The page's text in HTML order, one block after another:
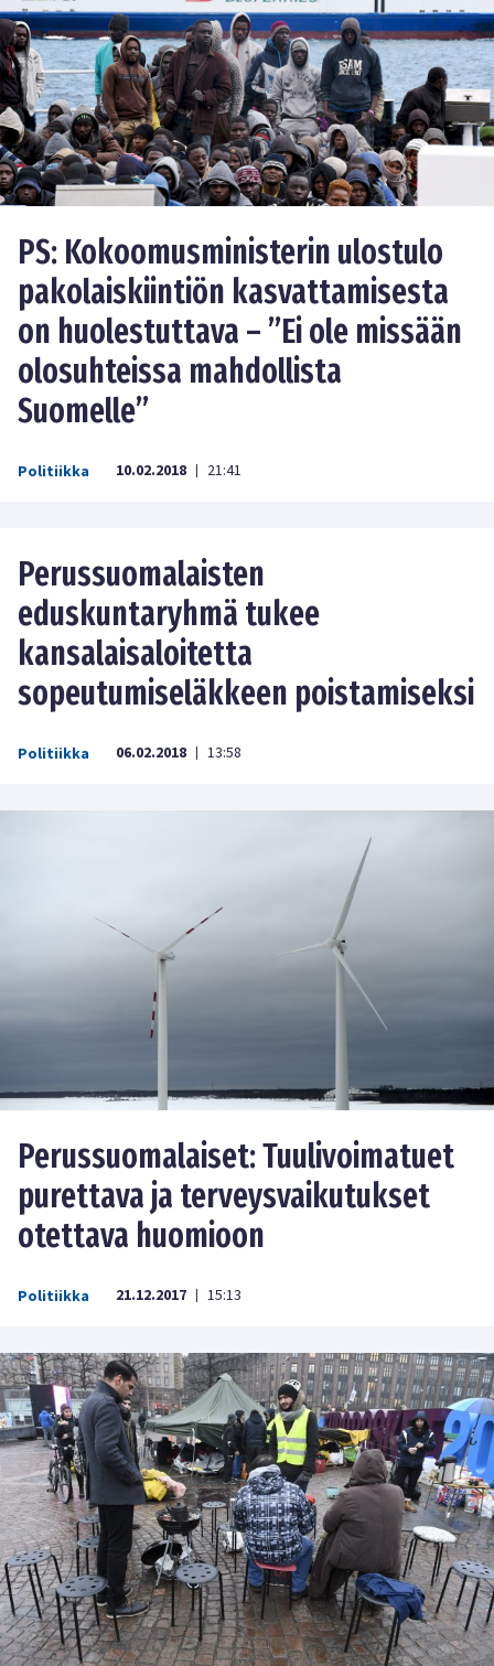
PS: Kokoomusministerin ulostulo
pakolaiskiintiön kasvattamisesta
on huolestuttava – ”Ei ole missään
olosuhteissa mahdollista
Suomelle”
Politiikka 10.02.2018 | 21:41
Perussuomalaisten
eduskuntaryhmä tukee
kansalaisaloitetta
sopeutumiseläkkeen poistamiseksi
Politiikka 06.02.2018 | 13:58
Perussuomalaiset: Tuulivoimatuet
purettava ja terveysvaikutukset
otettava huomioon
Politiikka 21.12.2017 | 15:13